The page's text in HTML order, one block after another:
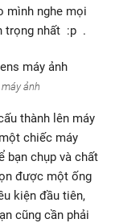
mình nghe mọi
trọng nhất :p .
ảnh
thành lên máy
chiếc máy
bạn chụp và chất
được một ống
kiện đầu tiên,
cũng cần phải